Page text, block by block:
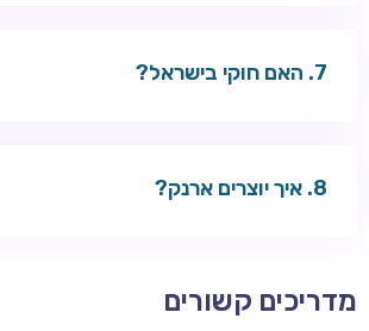
האם חוקי בישראל?
איך יוצרים ארנק?
מדריכים קשורים